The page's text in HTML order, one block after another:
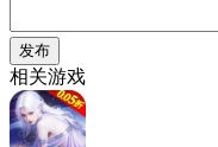
发布
相关游戏